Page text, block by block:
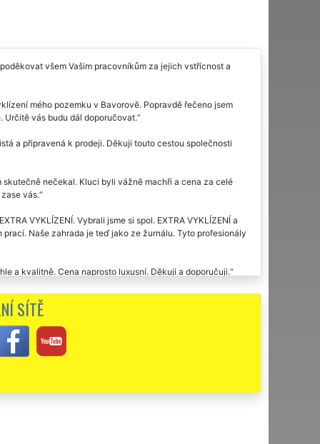
všem Vašim pracovníkům za jejich vstřícnost a
mého pozemku v Bavorově. Popravdě řečeno jsem
Určitě vás budu dál doporučovat.
a připravená k prodeji. Děkuji touto cestou společnosti
nečekal. Kluci byli vážně machři a cena za celé
vás.
VYKLÍZENÍ. Vybrali jsme si spol. EXTRA VYKLÍZENÍ a
Naše zahrada je teď jako ze žurnálu. Tyto profesionály
a kvalitně. Cena naprosto luxusní. Děkuji a doporučuji.
SÍTĚ